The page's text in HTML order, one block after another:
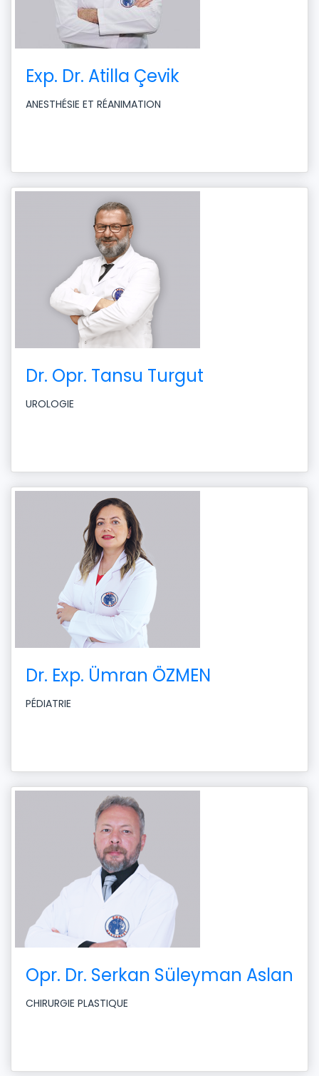
Exp. Dr. Atilla Çevik
ANESTHÉSIE ET RÉANIMATION
Dr. Opr. Tansu Turgut
UROLOGIE
Dr. Exp. Ümran ÖZMEN
PÉDIATRIE
Opr. Dr. Serkan Süleyman Aslan
CHIRURGIE PLASTIQUE